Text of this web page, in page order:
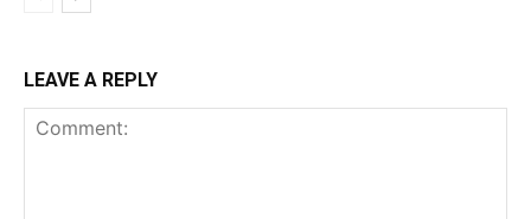
LEAVE A REPLY